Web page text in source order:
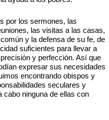
por los sermones, las
las visitas a las casas,
y la defensa de su fe, de
suficientes para llevar a
y perfección. Así que
expresar sus necesidades
encontrando obispos y
seculares y
cabo ninguna de ellas con